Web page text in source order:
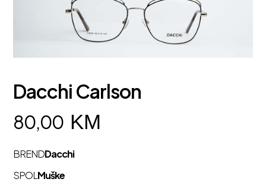
Dacchi Carlson
80,00 KM
BRENDDacchi
SPOL Muške